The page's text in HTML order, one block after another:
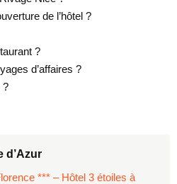
de l’hôtel ?
?
d’affaires ?
?
d’Azur
*** – Hôtel 3 étoiles à